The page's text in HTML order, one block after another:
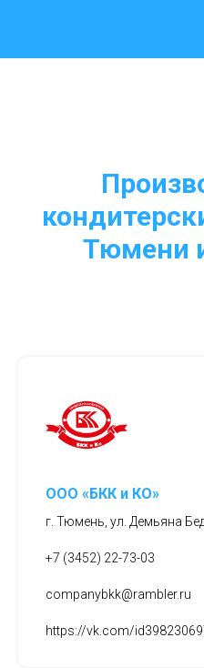
Тюмени
ООО «БКК и КО»
г. Тюмень, ул. Демьяна
+7 (3452) 22-73-03
companybkk@rambler.ru
https://vk.com/